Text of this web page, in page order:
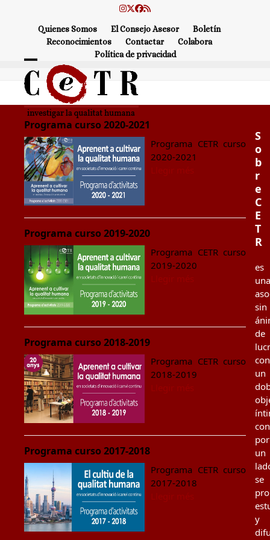
Instagram
Twitter
Facebook
RSS
Quienes Somos El Consejo Asesor
Boletín
Reconocimientos
Contactar
Colabora
Política de privacidad
Open
mobile
menu
Close
mobile
menu
Programa curso 2020-2021
Programa CETR curso
2020-2021
Programa curso 2019-2020
Programa CETR curso
2019-2020
Programa curso 2018-2019
Programa CETR curso
2018-2019
Programa curso 2017-2018
Programa CETR curso
2017-2018
S
o
b
r
e
C
E
T
R
es
una
sin
de
con
un
por
un
se
y